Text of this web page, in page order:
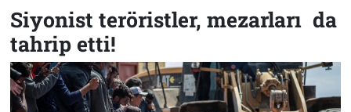
Siyonist teröristler, mezarları da
tahrip etti!